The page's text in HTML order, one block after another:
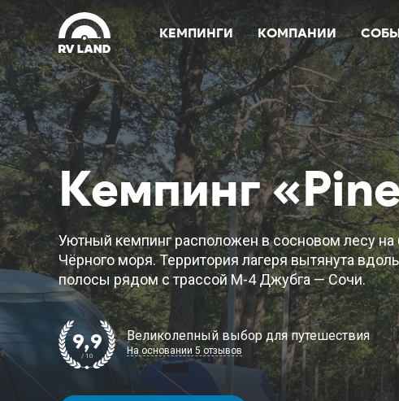
КЕМПИНГИ КОМПАНИИ
Кемпинг
Уютный кемпинг расположен в сосновом лесу на
Чёрного моря. Территория лагеря вытянута
полосы рядом с трассой М-4 Джубга — Сочи.
9,9
/ 10
Великолепный выбор для путешествия
На основании 5 отзывов